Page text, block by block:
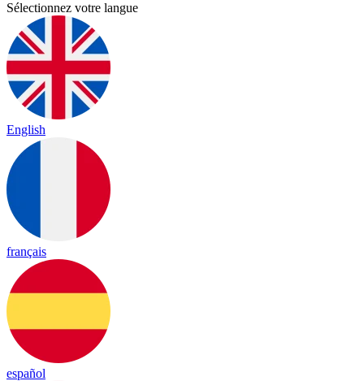
Sélectionnez votre langue
English
français
español